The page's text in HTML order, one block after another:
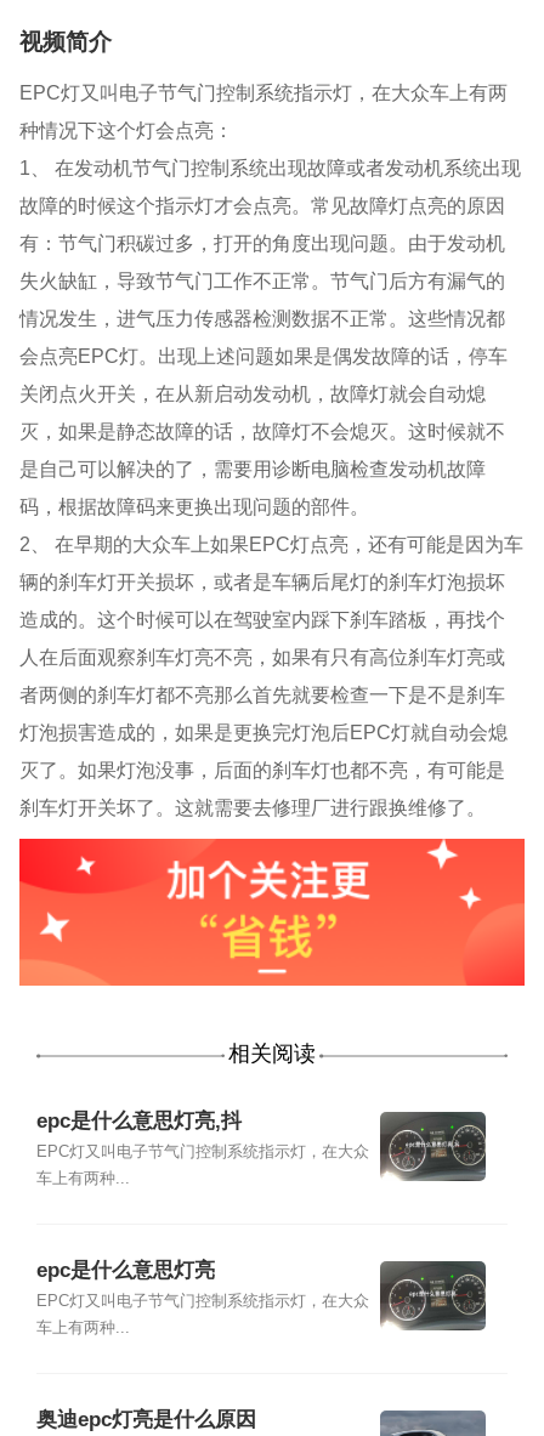
视频简介
EPC灯又叫电子节气门控制系统指示灯，在大众车上有两
种情况下这个灯会点亮：
1、 在发动机节气门控制系统出现故障或者发动机系统出现
故障的时候这个指示灯才会点亮。常见故障灯点亮的原因
有：节气门积碳过多，打开的角度出现问题。由于发动机
失火缺缸，导致节气门工作不正常。节气门后方有漏气的
情况发生，进气压力传感器检测数据不正常。这些情况都
会点亮EPC灯。出现上述问题如果是偶发故障的话，停车
关闭点火开关，在从新启动发动机，故障灯就会自动熄
灭，如果是静态故障的话，故障灯不会熄灭。这时候就不
是自己可以解决的了，需要用诊断电脑检查发动机故障
码，根据故障码来更换出现问题的部件。
2、 在早期的大众车上如果EPC灯点亮，还有可能是因为车
辆的刹车灯开关损坏，或者是车辆后尾灯的刹车灯泡损坏
造成的。这个时候可以在驾驶室内踩下刹车踏板，再找个
人在后面观察刹车灯亮不亮，如果有只有高位刹车灯亮或
者两侧的刹车灯都不亮那么首先就要检查一下是不是刹车
灯泡损害造成的，如果是更换完灯泡后EPC灯就自动会熄
灭了。如果灯泡没事，后面的刹车灯也都不亮，有可能是
刹车灯开关坏了。这就需要去修理厂进行跟换维修了。
相关阅读
epc是什么意思灯亮,抖
EPC灯又叫电子节气门控制系统指示灯，在大众
车上有两种...
epc是什么意思灯亮
EPC灯又叫电子节气门控制系统指示灯，在大众
车上有两种...
奥迪epc灯亮是什么原因